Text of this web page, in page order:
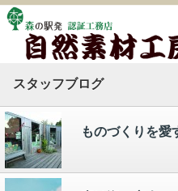
スタッフブログ
ものづくりを愛